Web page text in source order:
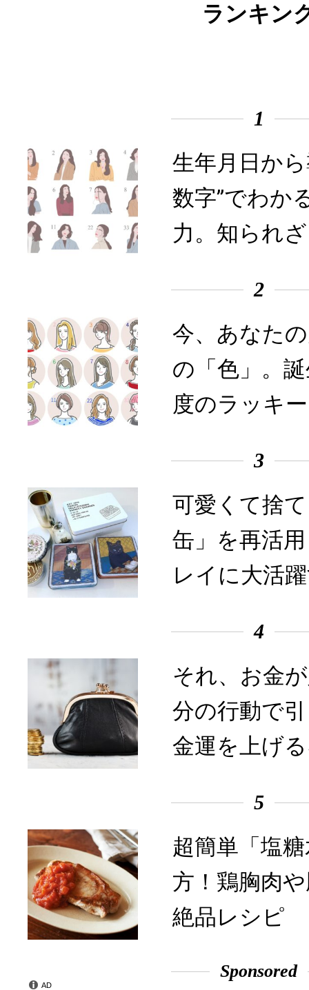
ランキン
1
生年月日か
数字”でわか
力。知られ
2
今、あなた
の「色」。
度のラッキ
3
可愛くて捨
缶」を再活
レイに大活
4
それ、お金
分の行動で
金運を上げ
5
超簡単「塩
方！鶏胸肉
絶品レシピ
Sponsored
AD